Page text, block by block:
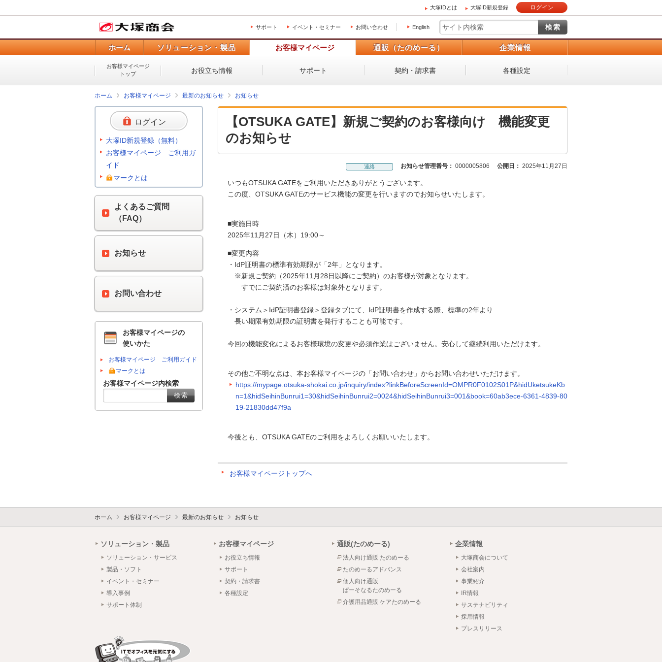
大塚IDとは 大塚ID新規登録 ログイン
サポート イベント・セミナー お問い合わせ English
ホーム ソリューション・製品 お客様マイページ 通販（たのめーる） 企業情報
お客様マイページ
トップ
お役立ち情報 サポート 契約・請求書 各種設定
ホーム お客様マイページ 最新のお知らせ お知らせ
【OTSUKA GATE】新規ご契約のお客様向け 機能変更
のお知らせ
連絡 お知らせ管理番号： 0000005806 公開日： 2025年11月27日
いつもOTSUKA GATEをご利用いただきありがとうございます。
この度、OTSUKA GATEのサービス機能の変更を行いますのでお知らせいたします。
■実施日時
2025年11月27日（木）19:00～
■変更内容
・IdP証明書の標準有効期限が「2年」となります。
※新規ご契約（2025年11月28日以降にご契約）のお客様が対象となります。
すでにご契約済のお客様は対象外となります。
・システム＞IdP証明書登録＞登録タブにて、ldP証明書を作成する際、標準の2年より
長い期限有効期限の証明書を発行することも可能です。
今回の機能変化によるお客様環境の変更や必須作業はございません。安心して継続利用いただけます。
その他ご不明な点は、本お客様マイページの「お問い合わせ」からお問い合わせいただけます。
https://mypage.otsuka-shokai.co.jp/inquiry/index?linkBeforeScreenId=OMPR0F0102S01P&hidUketsukeKb
n=1&hidSeihinBunrui1=30&hidSeihinBunrui2=0024&hidSeihinBunrui3=001&book=60ab3ece-6361-4839-80
19-21830dd47f9a
今後とも、OTSUKA GATEのご利用をよろしくお願いいたします。
お客様マイページトップへ
ログイン
大塚ID新規登録（無料）
お客様マイページ ご利用ガ
イド
マークとは
よくあるご質問
（FAQ）
お知らせ
お問い合わせ
お客様マイページの
使いかた
お客様マイページ ご利用ガイド
マークとは
お客様マイページ内検索
ホーム お客様マイページ 最新のお知らせ お知らせ
ソリューション・製品
ソリューション・サービス
製品・ソフト
イベント・セミナー
導入事例
サポート体制
お客様マイページ
お役立ち情報
サポート
契約・請求書
各種設定
通販(たのめーる)
法人向け通販 たのめーる
たのめーるアドバンス
個人向け通販
ぱーそなるたのめーる
介護用品通販 ケアたのめーる
企業情報
大塚商会について
会社案内
事業紹介
IR情報
サステナビリティ
採用情報
プレスリリース